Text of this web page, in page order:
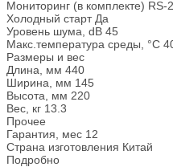
Мониторинг (в комплекте) RS-
Холодный старт Да
Уровень шума, dB 45
Макс.температура среды, °С
Размеры и вес
Длина, мм 440
Ширина, мм 145
Высота, мм 220
Вес, кг 13.3
Прочее
Гарантия, мес 12
Страна изготовления Китай
Подробно